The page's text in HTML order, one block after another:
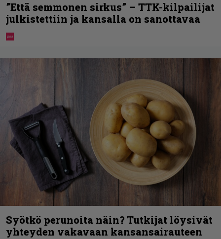
”Että semmonen sirkus” – TTK-kilpailijat
julkistettiin ja kansalla on sanottavaa
Syötkö perunoita näin? Tutkijat löysivät
yhteyden vakavaan kansansairauteen